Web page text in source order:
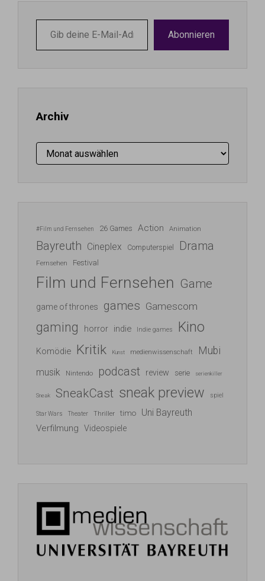
deine
E-
Abonnieren
Archiv
Archiv
#Film und Fernsehen 26 Games Action Animation
Bayreuth Cineplex Computerspiel Drama
Fernsehen Festival
Film und Fernsehen Game
game of thrones games Gamescom
gaming horror indie Indie games Kino
Komödie Kritik Kunst medienwissenschaft Mubi
musik Nintendo podcast review serie serienkiller
Sneak SneakCast sneak preview spiel
Star Wars Theater Thriller timo Uni Bayreuth
Verfilmung Videospiele